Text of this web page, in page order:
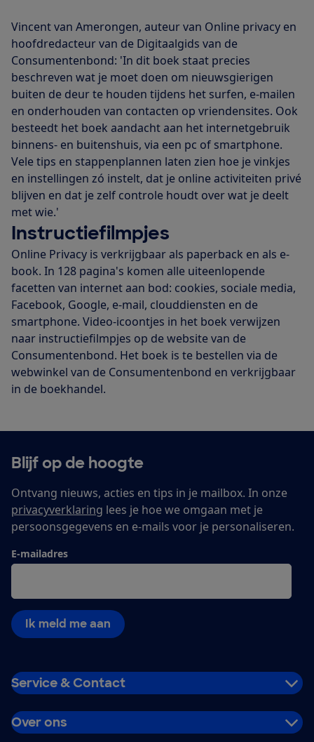
Vincent van Amerongen, auteur van Online privacy en
hoofdredacteur van de Digitaalgids van de
Consumentenbond: 'In dit boek staat precies
beschreven wat je moet doen om nieuwsgierigen
buiten de deur te houden tijdens het surfen, e-mailen
en onderhouden van contacten op vriendensites. Ook
besteedt het boek aandacht aan het internetgebruik
binnens- en buitenshuis, via een pc of smartphone.
Vele tips en stappenplannen laten zien hoe je vinkjes
en instellingen zó instelt, dat je online activiteiten privé
blijven en dat je zelf controle houdt over wat je deelt
met wie.'
Instructiefilmpjes
Online Privacy is verkrijgbaar als paperback en als e-
book. In 128 pagina's komen alle uiteenlopende
facetten van internet aan bod: cookies, sociale media,
Facebook, Google, e-mail, clouddiensten en de
smartphone. Video-icoontjes in het boek verwijzen
naar instructiefilmpjes op de website van de
Consumentenbond. Het boek is te bestellen via de
webwinkel van de Consumentenbond en verkrijgbaar
in de boekhandel.
Blijf op de hoogte
Ontvang nieuws, acties en tips in je mailbox. In onze
privacyverklaring lees je hoe we omgaan met je
persoonsgegevens en e-mails voor je personaliseren.
E-mailadres
Ik meld me aan
Service & Contact
Over ons